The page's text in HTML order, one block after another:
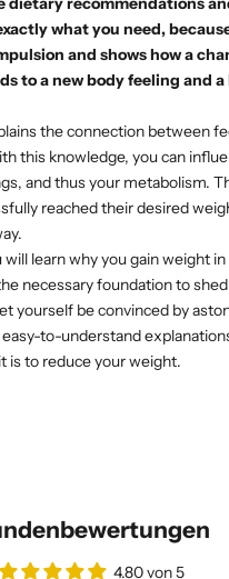
what you need,
and shows how a
to a new body feeling and
the connection between
this knowledge, you can
and thus your metabolism.
reached their desired
will learn why you gain weight
necessary foundation to
yourself be convinced by
to-understand
is to reduce your weight.
4.80 von 5